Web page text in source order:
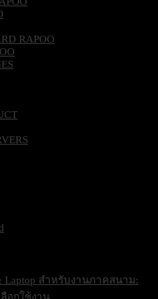
RAPOO
Laptop สำหรับงานภาคสนาม:
อกใช้งาน